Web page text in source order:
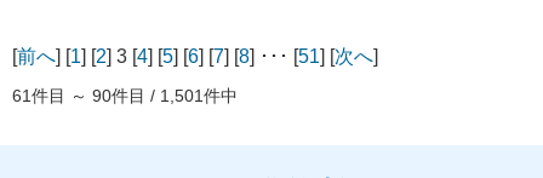
[前へ] [1] [2] 3 [4] [5] [6] [7] [8] ･･･ [51] [次へ]
61件目 ～ 90件目 / 1,501件中